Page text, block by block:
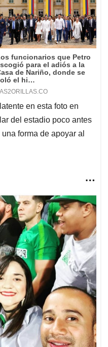
en esta foto en
del estadio poco antes
forma de apoyar al